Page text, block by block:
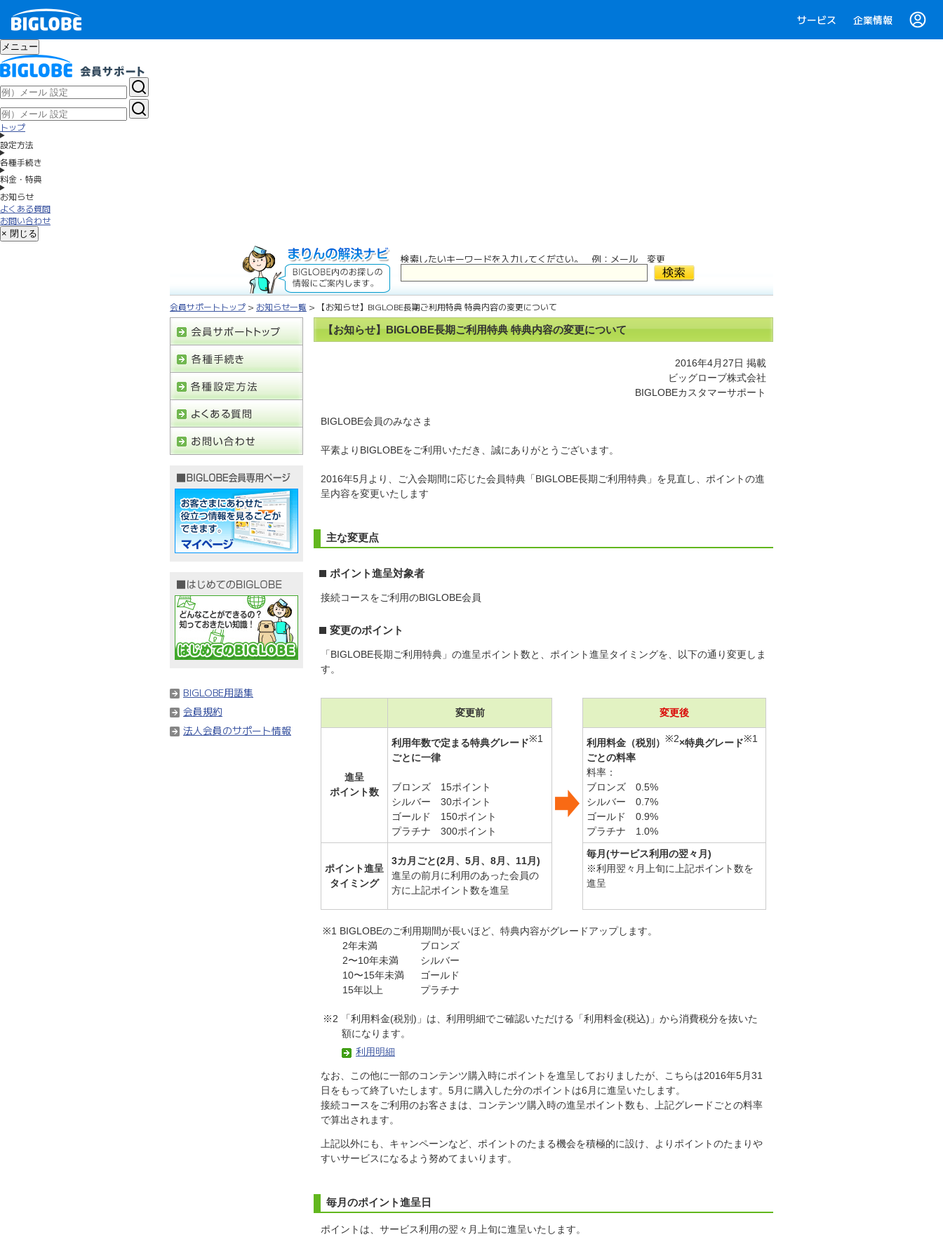
サービス 企業情報
メニュー
トップ
設定方法
各種手続き
料金・特典
お知らせ
よくある質問
お問い合わせ
× 閉じる
検索したいキーワードを入力してください。 例：メール 変更
会員サポートトップ > お知らせ一覧 > 【お知らせ】BIGLOBE長期ご利用特典 特典内容の変更について
【お知らせ】BIGLOBE長期ご利用特典 特典内容の変更について
2016年4月27日 掲載
ビッグローブ株式会社
BIGLOBEカスタマーサポート
BIGLOBE会員のみなさま
平素よりBIGLOBEをご利用いただき、誠にありがとうございます。
2016年5月より、ご入会期間に応じた会員特典「BIGLOBE長期ご利用特典」を見直し、ポイントの進
呈内容を変更いたします
主な変更点
ポイント進呈対象者
接続コースをご利用のBIGLOBE会員
変更のポイント
「BIGLOBE長期ご利用特典」の進呈ポイント数と、ポイント進呈タイミングを、以下の通り変更しま
す。
変更前 変更後
進呈
ポイント数
利用年数で定まる特典グレード※1
ごとに一律
ブロンズ 15ポイント
シルバー 30ポイント
ゴールド 150ポイント
プラチナ 300ポイント
利用料金（税別） ※2×特典グレード※1
ごとの料率
料率：
ブロンズ 0.5%
シルバー 0.7%
ゴールド 0.9%
プラチナ 1.0%
ポイント進呈
タイミング
3カ月ごと(2月、5月、8月、11月)
進呈の前月に利用のあった会員の
方に上記ポイント数を進呈
毎月(サービス利用の翌々月)
※利用翌々月上旬に上記ポイント数を
進呈
※1 BIGLOBEのご利用期間が長いほど、特典内容がグレードアップします。
2年未満
ブロンズ
2〜10年未満
シルバー
10〜15年未満
ゴールド
15年以上
プラチナ
※2 「利用料金(税別)」は、利用明細でご確認いただける「利用料金(税込)」から消費税分を抜いた
額になります。
利用明細
なお、この他に一部のコンテンツ購入時にポイントを進呈しておりましたが、こちらは2016年5月31
日をもって終了いたします。5月に購入した分のポイントは6月に進呈いたします。
接続コースをご利用のお客さまは、コンテンツ購入時の進呈ポイント数も、上記グレードごとの料率
で算出されます。
上記以外にも、キャンペーンなど、ポイントのたまる機会を積極的に設け、よりポイントのたまりや
すいサービスになるよう努めてまいります。
毎月のポイント進呈日
ポイントは、サービス利用の翌々月上旬に進呈いたします。
BIGLOBE用語集
会員規約
法人会員のサポート情報